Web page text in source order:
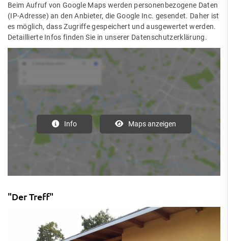
Beim Aufruf von Google Maps werden personenbezogene Daten
(IP-Adresse) an den Anbieter, die Google Inc. gesendet. Daher ist
es möglich, dass Zugriffe gespeichert und ausgewertet werden.
Detaillierte Infos finden Sie in unserer Datenschutzerklärung.
Info Maps anzeigen
"Der Treff"